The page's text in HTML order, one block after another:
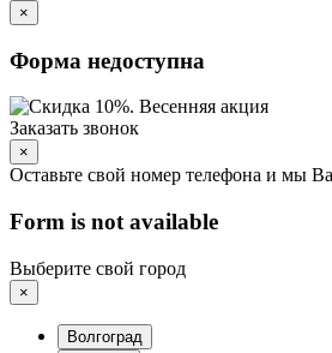
×
Форма недоступна
Заказать звонок
×
Оставьте свой номер телефона и мы
Form is not available
Выберите свой город
×
Волгоград